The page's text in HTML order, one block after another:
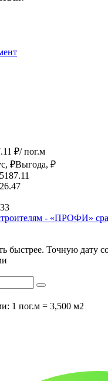
₽/ пог.м
₽Выгода, ₽
187.11
- «ПРОФИ»
быстрее. Точную дату
: 1 пог.м = 3,500 м2